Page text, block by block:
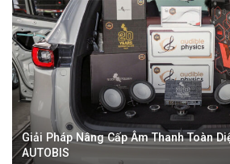
Giải Pháp Nâng Cấp Âm Thanh Toàn
AUTOBIS